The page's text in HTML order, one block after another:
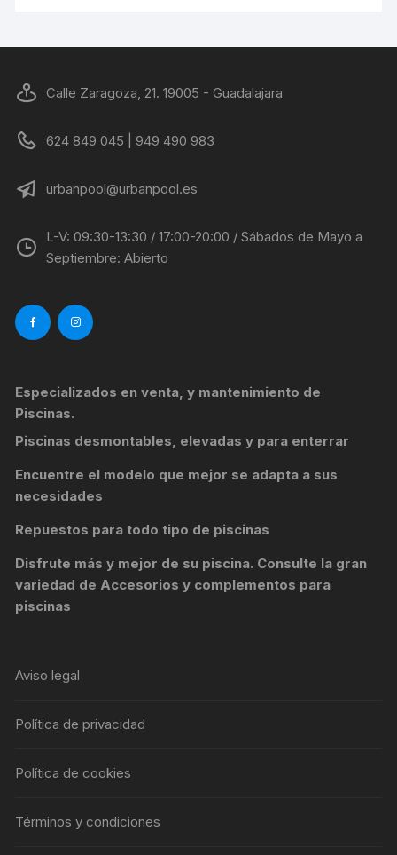
Calle Zaragoza, 21. 19005 - Guadalajara
624 849 045 | 949 490 983
urbanpool@urbanpool.es
L-V: 09:30-13:30 / 17:00-20:00 / Sábados de Mayo a
Septiembre: Abierto
Especializados en venta, y mantenimiento de
Piscinas.
Piscinas desmontables, elevadas y para enterrar
Encuentre el modelo que mejor se adapta a sus
necesidades
Repuestos para todo tipo de piscinas
Disfrute más y mejor de su piscina. Consulte la gran
variedad de Accesorios y complementos para
piscinas
Aviso legal
Política de privacidad
Política de cookies
Términos y condiciones